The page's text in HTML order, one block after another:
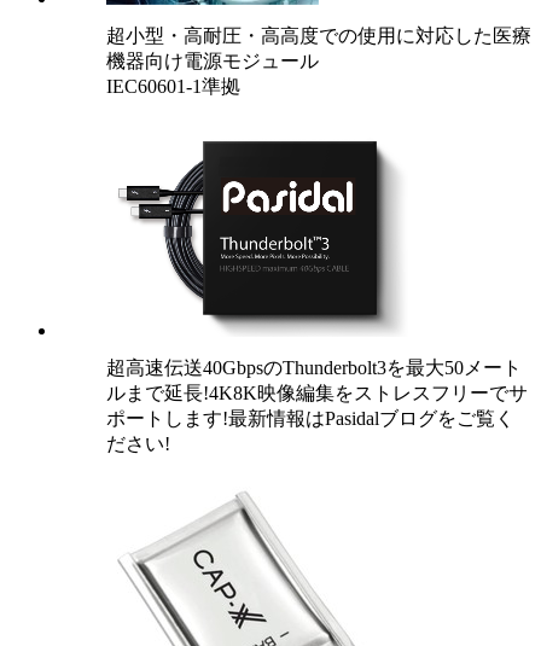
超小型・高耐圧・高高度での使用に対応した医療
機器向け電源モジュール
IEC60601-1準拠
超高速伝送40GbpsのThunderbolt3を最大50メート
ルまで延長!4K8K映像編集をストレスフリーでサ
ポートします!最新情報はPasidalブログをご覧く
ださい!